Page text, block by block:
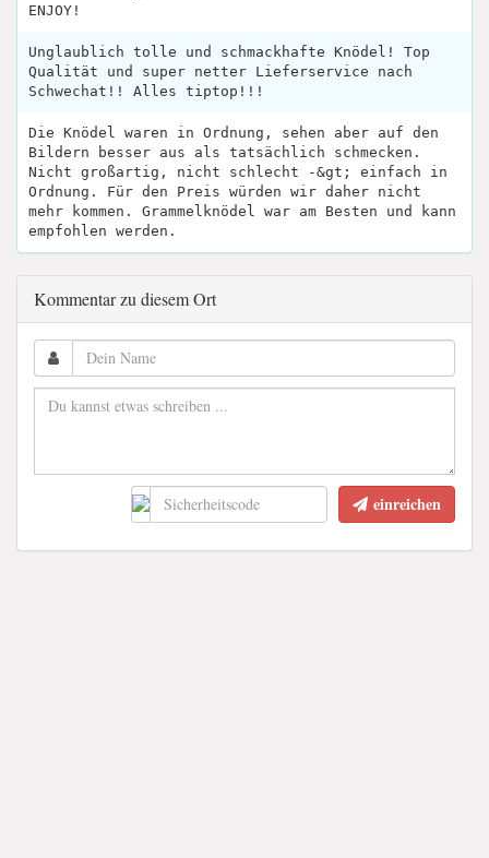
ENJOY!
Unglaublich tolle und schmackhafte Knödel! Top
Qualität und super netter Lieferservice nach
Schwechat!! Alles tiptop!!!
Die Knödel waren in Ordnung, sehen aber auf den
Bildern besser aus als tatsächlich schmecken.
Nicht großartig, nicht schlecht -&gt; einfach in
Ordnung. Für den Preis würden wir daher nicht
mehr kommen. Grammelknödel war am Besten und kann
empfohlen werden.
Kommentar zu diesem Ort
einreichen